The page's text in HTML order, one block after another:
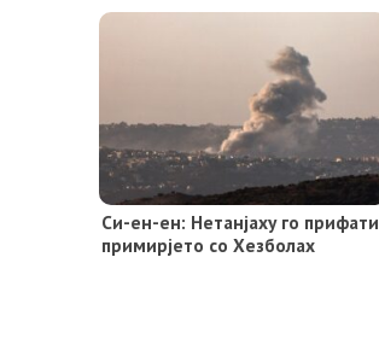
Си-ен-ен: Нетанјаху го прифати
примирјето со Хезболах